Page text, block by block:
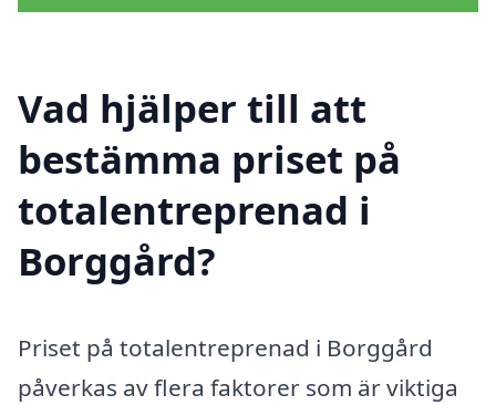
Vad hjälper till att
bestämma priset på
totalentreprenad i
Borggård?
Priset på totalentreprenad i Borggård
påverkas av flera faktorer som är viktiga